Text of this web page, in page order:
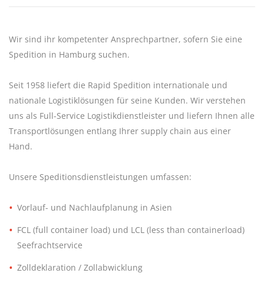
Wir sind ihr kompetenter Ansprechpartner, sofern Sie eine
Spedition in Hamburg suchen.
Seit 1958 liefert die Rapid Spedition internationale und
nationale Logistiklösungen für seine Kunden. Wir verstehen
uns als Full-Service Logistikdienstleister und liefern Ihnen alle
Transportlösungen entlang Ihrer supply chain aus einer
Hand.
Unsere Speditionsdienstleistungen umfassen:
Vorlauf- und Nachlaufplanung in Asien
FCL (full container load) und LCL (less than containerload)
Seefrachtservice
Zolldeklaration / Zollabwicklung